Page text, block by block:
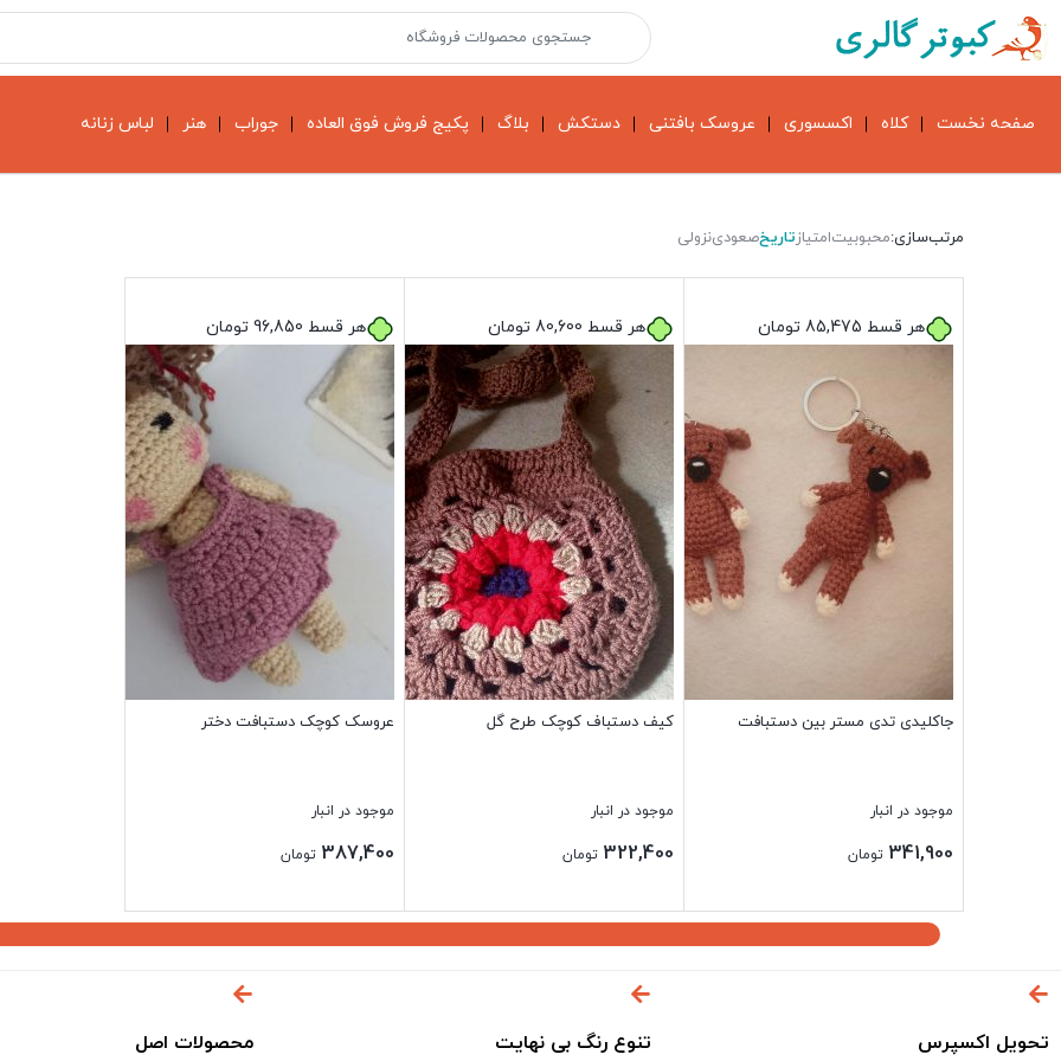
صفحه نخست کلاه اکسسوری عروسک بافتنی دستکش بلاگ پکیج فروش فوق العاده جوراب هنر لباس زنانه
مرتب‌سازی:محبوبیتامتیازتاریخصعودینزولی
هر قسط 85,475 تومان
جاکلیدی تدی مستر بین دستبافت
موجود در انبار
341,900 تومان
بستن
هر قسط 80,600 تومان
کیف دستباف کوچک طرح گل
موجود در انبار
322,400 تومان
هر قسط 96,850 تومان
عروسک کوچک دستبافت دختر
موجود در انبار
387,400 تومان
تحویل اکسپرس تنوع رنگ بی نهایت محصولات اصل